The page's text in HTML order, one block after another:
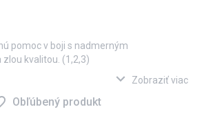
pomoc v boji s nadmerným
kvalitou. (1,2,3)
podmieneného, stresového alebo
expand_more Zobraziť viac
Obľúbený produkt